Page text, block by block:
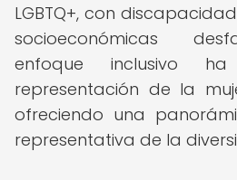
LGBTQ+, con
socioeconómicas
enfoque inclusivo
representación de la
ofreciendo una
representativa de la